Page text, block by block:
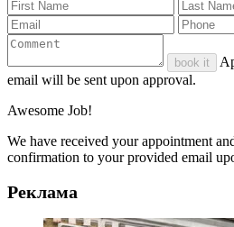
book it
email will be sent upon approval.
Awesome Job!
We have received your appointment
confirmation to your provided email
Реклама